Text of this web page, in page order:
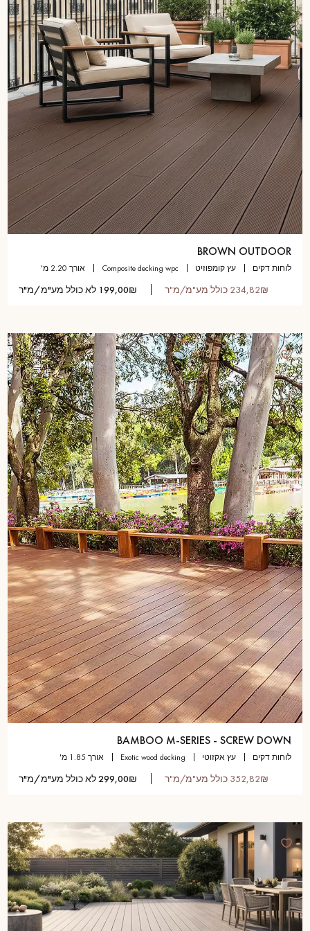
קבל שיחה חוזרת מיועץ של דקופלוס פרקטים.
קבעו פגישה מותאמת אישית.
קבלו הצעת מחיר בחינם!
BROWN OUTDOOR
לוחות דקים עץ קומפוזיט composite decking wpc אורך 2.20 מ'
234,82₪ כולל מע"מ/מ"ר 199,00₪ לא כולל מע"מ/מ"ר
BAMBOO M-SERIES - SCREW DOWN
לוחות דקים עץ אקזוטי exotic wood decking אורך 1.85 מ'
352,82₪ כולל מע"מ/מ"ר 299,00₪ לא כולל מע"מ/מ"ר